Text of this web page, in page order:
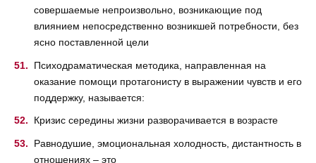
совершаемые непроизвольно, возникающие под
влиянием непосредственно возникшей потребности, без
ясно поставленной цели
Психодраматическая методика, направленная на
оказание помощи протагонисту в выражении чувств и его
поддержку, называется:
Кризис середины жизни разворачивается в возрасте
Равнодушие, эмоциональная холодность, дистантность в
отношениях – это